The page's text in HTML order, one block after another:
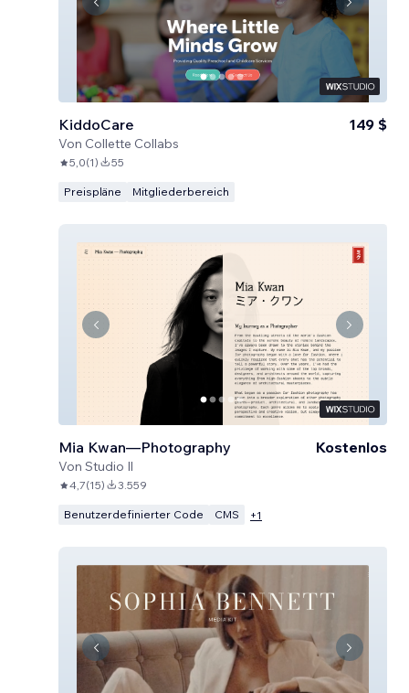
KiddoCare
Von Collette Collabs
149 $
5,0(1) 55
Preispläne Mitgliederbereich
Mia Kwan—Photography
Von Studio Il
Kostenlos
4,7(15) 3.559
Benutzerdefinierter Code CMS +1